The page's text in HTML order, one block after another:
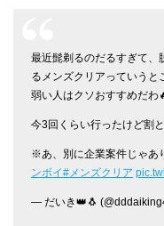
最近髭剃るのだるすぎて、
るメンズクリアっていうと
弱い人はクソおすすめだわ
今3回くらい行ったけど割
※あ、別に企業案件じゃあ
ンボイ#メンズクリア
— だいき👑🐧